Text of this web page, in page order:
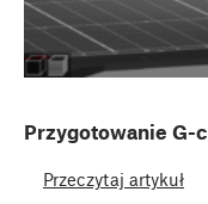
Przygotowanie G-
Przeczytaj artykuł